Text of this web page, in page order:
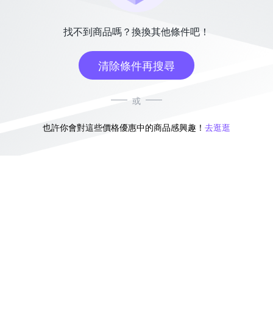
找不到商品嗎？換換其他條件吧！
清除條件再搜尋
或
也許你會對這些價格優惠中的商品感興趣！ 去逛逛